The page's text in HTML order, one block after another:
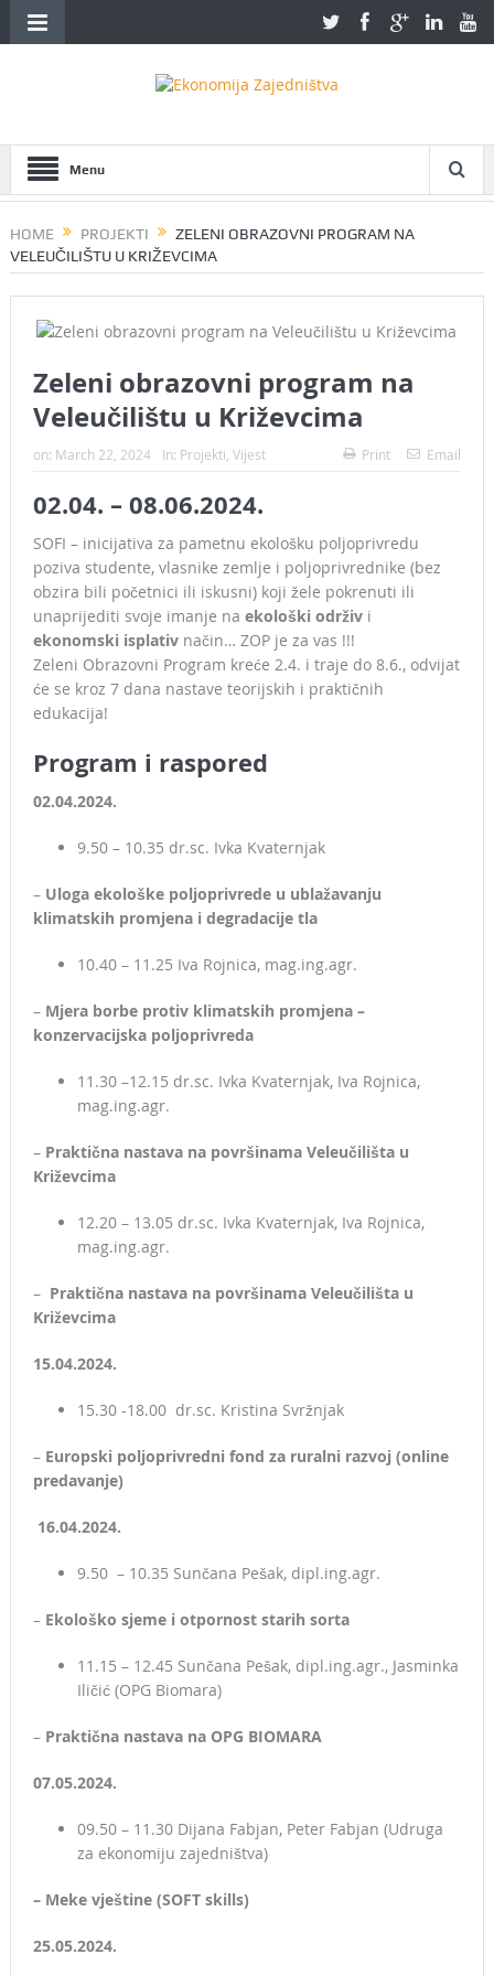
Menu
HOME PROJEKTI
ZELENI OBRAZOVNI PROGRAM NA
VELEUČILIŠTU U KRIŽEVCIMA
Zeleni obrazovni program na
Veleučilištu u Križevcima
on: March 22, 2024 In: Projekti Vijest Print Email
02.04. – 08.06.2024.
SOFI – inicijativa za pametnu ekološku poljoprivredu
poziva studente, vlasnike zemlje i poljoprivrednike (bez
obzira bili početnici ili iskusni) koji žele pokrenuti ili
unaprijediti svoje imanje na ekološki održivi
ekonomski isplativnačin… ZOP je za vas !!!
Zeleni Obrazovni Program kreće 2.4. i traje do 8.6., odvijat
će se kroz 7 dana nastave teorijskih i praktičnih
edukacija!
Program i raspored
02.04.2024.
9.50 – 10.35 dr.sc. Ivka Kvaternjak
– Uloga ekološke poljoprivrede u ublažavanju
klimatskih promjena i degradacije tla
10.40 – 11.25 Iva Rojnica, mag.ing.agr.
– Mjera borbe protiv klimatskih promjena –
konzervacijska poljoprivreda
11.30 –12.15 dr.sc. Ivka Kvaternjak, Iva Rojnica,
mag.ing.agr.
– Praktična nastava na površinama Veleučilišta u
Križevcima
12.20 – 13.05 dr.sc. Ivka Kvaternjak, Iva Rojnica,
mag.ing.agr.
– Praktična nastava na površinama Veleučilišta u
Križevcima
15.04.2024.
15.30 -18.00 dr.sc. Kristina Svržnjak
– Europski poljoprivredni fond za ruralni razvoj (online
predavanje)
16.04.2024.
9.50 – 10.35 Sunčana Pešak, dipl.ing.agr.
– Ekološko sjeme i otpornost starih sorta
11.15 – 12.45 Sunčana Pešak, dipl.ing.agr., Jasminka
Iličić (OPG Biomara)
– Praktična nastava na OPG BIOMARA
07.05.2024.
09.50 – 11.30 Dijana Fabjan, Peter Fabjan (Udruga
za ekonomiju zajedništva)
– Meke vještine (SOFT skills)
25.05.2024.